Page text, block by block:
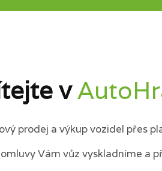
v
prodej a výkup vozidel přes
Vám vůz vyskladníme a